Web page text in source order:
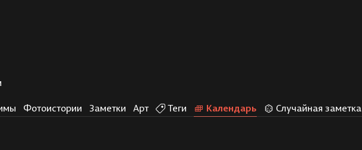
Фотоистории Заметки Арт Теги Календарь Случайная заметка